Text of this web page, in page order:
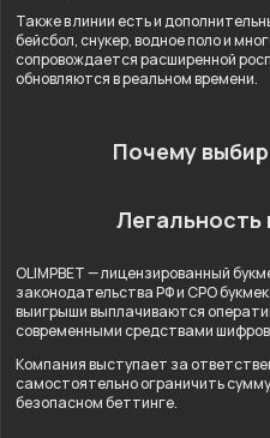
Также в линии есть и
бейсбол, снукер, водное поло и
сопровождается расширенной
обновляются в реальном времени.
Почему
OLIMPBET — лицензированный
законодательства РФ и СРО
выигрыши выплачиваются
современными средствами
Компания выступает за
самостоятельно ограничить
безопасном беттинге.